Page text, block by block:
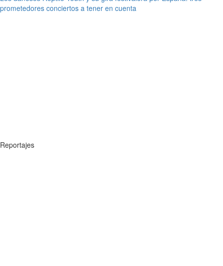
prometedores conciertos a tener en cuenta
Reportajes